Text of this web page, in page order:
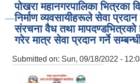
पोखरा महानगरपालिका भित्रका
निर्माण व्यवसायीहरूले सेवा प्रदान
संरचना वैध तथा
गरेर मात्र सेवा प्रदान गर्ने
Submitted on: Sun, 09/18/2022 -